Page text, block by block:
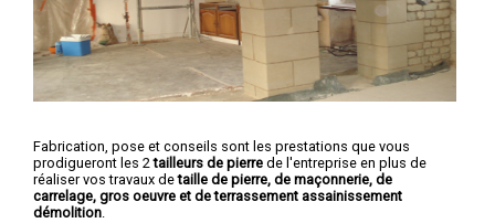
Fabrication, pose et conseils sont les prestations que vous
prodigueront les 2tailleurs de pierre de l'entreprise en plus de
réaliser vos travaux detaille de pierre, de maçonnerie, de
carrelage, gros oeuvre et de terrassement assainissement
démolition.